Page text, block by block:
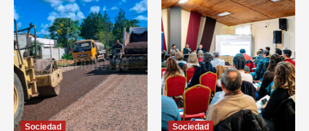
Sociedad Sociedad